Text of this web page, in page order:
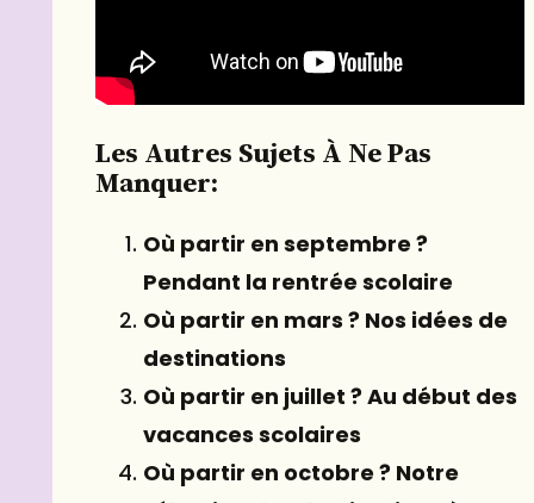
Les Autres Sujets À Ne Pas
Manquer:
Où partir en septembre ?
Pendant la rentrée scolaire
Où partir en mars ? Nos idées de
destinations
Où partir en juillet ? Au début des
vacances scolaires
Où partir en octobre ? Notre